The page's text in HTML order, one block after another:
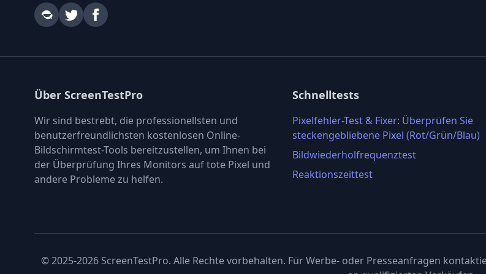
Über ScreenTestPro
Wir sind bestrebt, die professionellsten und
benutzerfreundlichsten kostenlosen Online-
Bildschirmtest-Tools bereitzustellen, um Ihnen bei
der Überprüfung Ihres Monitors auf tote Pixel und
andere Probleme zu helfen.
Schnelltests
Pixelfehler-Test & Fixer: Überprüfen Sie
steckengebliebene Pixel (Rot/Grün/Blau)
Bildwiederholfrequenztest
Reaktionszeittest
© 2025-2026 ScreenTestPro. Alle Rechte vorbehalten. Für Werbe- oder Presseanfragen